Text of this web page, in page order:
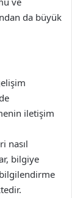
da büyük
iletişim
nasıl
bilgiye
bilgilendirme